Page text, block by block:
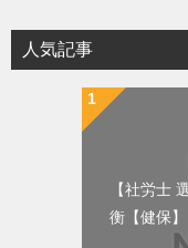
人気記事
【社労士
衡【健保】